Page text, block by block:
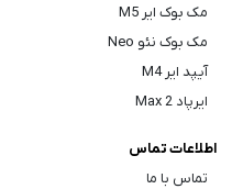
مک بوک ایر M5
مک بوک نئو Neo
آیپد ایر M4
ایرپاد Max 2
اطلاعات تماس
تماس با ما